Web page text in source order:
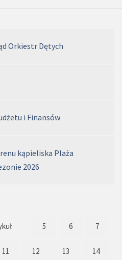
Orkiestr Dętych
i Finansów
kąpieliska Plaża
2026
5 6 7
11 12 13 14